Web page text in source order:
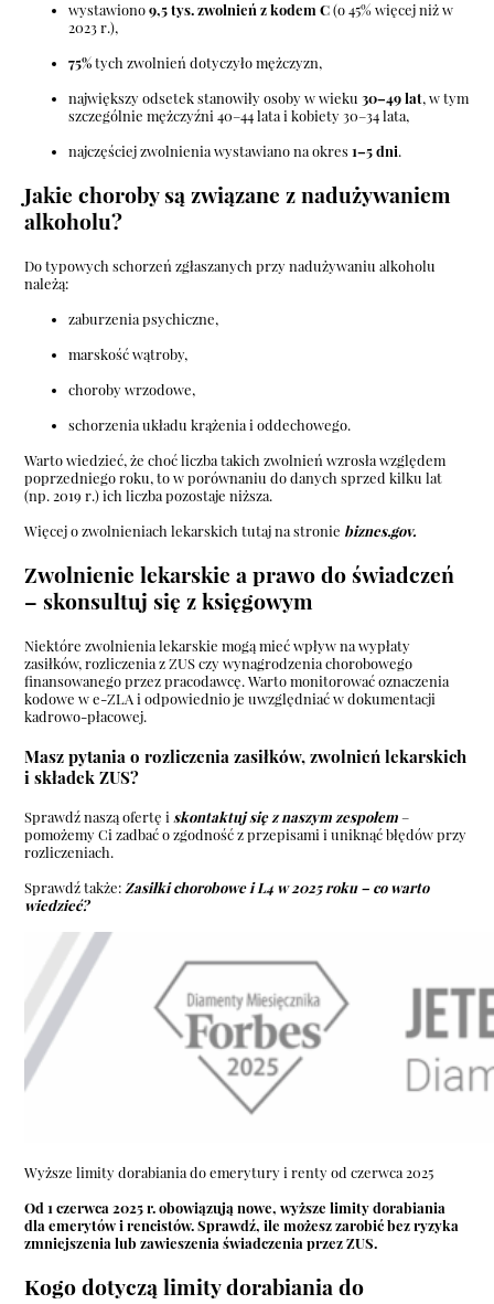
wystawiono9,5 tys. zwolnień z kodem C(o 45% więcej niż w
2023 r.),
75%tych zwolnień dotyczyło mężczyzn,
największy odsetek stanowiły osoby w wieku30–49 lat, w tym
szczególnie mężczyźni 40–44 lata i kobiety 30–34 lata,
najczęściej zwolnienia wystawiano na okres1–5 dni.
Jakie choroby są związane z nadużywaniem
alkoholu?
Do typowych schorzeń zgłaszanych przy nadużywaniu alkoholu
należą:
zaburzenia psychiczne,
marskość wątroby,
choroby wrzodowe,
schorzenia układu krążenia i oddechowego.
Warto wiedzieć, że choć liczba takich zwolnień wzrosła względem
poprzedniego roku, to w porównaniu do danych sprzed kilku lat
(np. 2019 r.) ich liczba pozostaje niższa.
Więcej o zwolnieniach lekarskich tutaj na stronie biznes.gov.
Zwolnienie lekarskie a prawo do świadczeń
– skonsultuj się z księgowym
Niektóre zwolnienia lekarskie mogą mieć wpływ na wypłaty
zasiłków, rozliczenia z ZUS czy wynagrodzenia chorobowego
finansowanego przez pracodawcę. Warto monitorować oznaczenia
kodowe w e-ZLA i odpowiednio je uwzględniać w dokumentacji
kadrowo-płacowej.
Masz pytania o rozliczenia zasiłków, zwolnień lekarskich
i składek ZUS?
Sprawdź naszą ofertę iskontaktuj się z naszym zespołem–
pomożemy Ci zadbać o zgodność z przepisami i uniknąć błędów przy
rozliczeniach.
Sprawdź także:Zasiłki chorobowe i L4 w 2025 roku – co warto
wiedzieć?
Wyższe limity dorabiania do emerytury i renty od czerwca 2025
Od 1 czerwca 2025 r. obowiązują nowe, wyższe limity dorabiania
dla emerytów i rencistów. Sprawdź, ile możesz zarobić bez ryzyka
zmniejszenia lub zawieszenia świadczenia przez ZUS.
Kogo dotyczą limity dorabiania do